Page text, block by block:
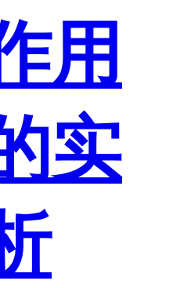
用
实